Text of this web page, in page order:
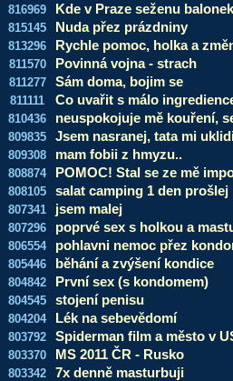
816969 Kde v Praze seženu
815145 Nuda přez prázdniny
813296 Rychle pomoc, holka a
811570 Povinná vojna - strach
811277 Sám doma, bojim se
811111 Co uvařit s málo
810436 neuspokojuje mě kouření,
809835 Jsem nasranej, tata mi
809308 mam fobii z hmyzu..
808874 POMOC! Stal se ze mě
808105 salat camping 1 den prošlej
807341 jsem malej
807296 poprvé sex s holkou a
806554 pohlavni nemoc přez
805446 běhání a zvýšení kondice
804842 První sex (s kondomem)
804545 stojení penisu
804204 Lék na sebevědomí
803792 Spiderman film a město v
803370 MS 2011 ČR - Rusko
803342 7x denně masturbuji